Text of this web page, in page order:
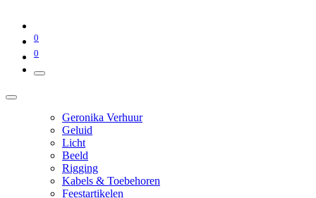
0
0
Geronika Verhuur
Geluid
Licht
Beeld
Rigging
Kabels & Toebehoren
Feestartikelen